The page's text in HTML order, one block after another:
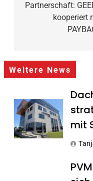
Partnerschaft:
kooperiert
Weitere News
mit